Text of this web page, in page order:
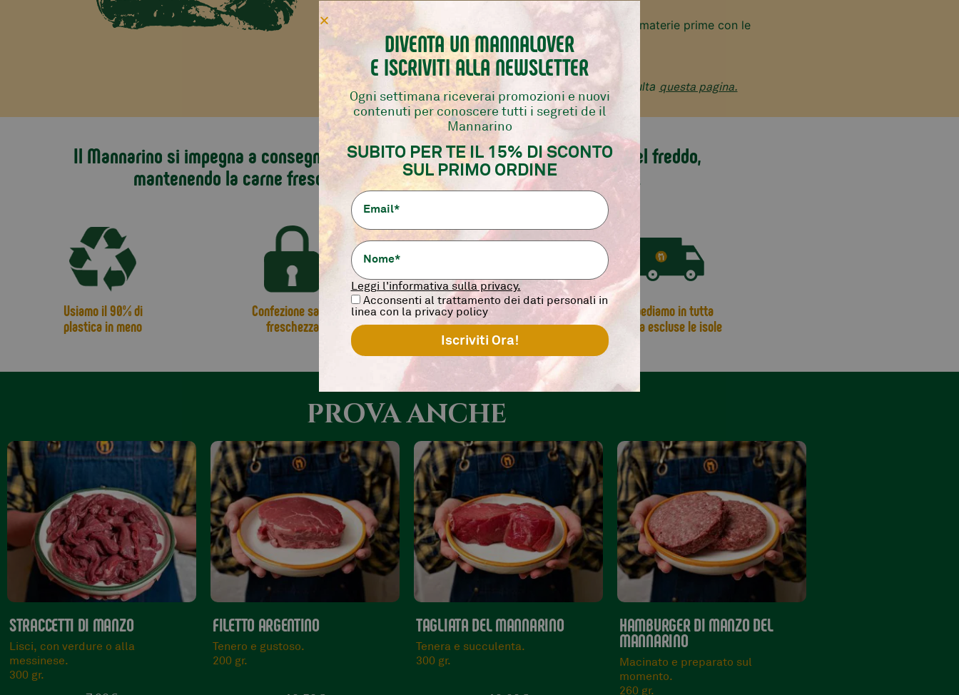
succulente
da servire in tavola.
Il suo segreto? La semplicità e la bontà delle materie prime con le
quali viene realizzata.
Per avere informazioni sulla spedizione consulta questa pagina.
Il Mannarino si impegna a consegnare i prodotti non interrompendo la catena del freddo,
mantenendo la carne fresca grazie anche al nuovo packaging SkinPack.
Usiamo il 90% di
plastica in meno
Confezione salva
freschezza
Rispettiamo a pieno la
catena del freddo
Spediamo in tutta
Italia escluse le isole
PROVA ANCHE
FILETTO ARGENTINO
Tenero e gustoso.
200 gr.
TAGLIATA DEL MANNARINO
Tenera e succulenta.
300 gr.
HAMBURGER DI MANZO DEL
MANNARINO
Macinato e preparato sul
COSTATA BAVARESE
Marezzata e Gustosa
800/900 gr.
DIVENTA UN MANNALOVER
E ISCRIVITI ALLA NEWSLETTER
Ogni settimana riceverai promozioni e nuovi
contenuti per conoscere tutti i segreti de il
Mannarino
SUBITO PER TE IL 15% DI SCONTO
SUL PRIMO ORDINE
Leggi l'informativa sulla privacy.
Acconsenti al trattamento dei dati personali in
linea con la privacy policy